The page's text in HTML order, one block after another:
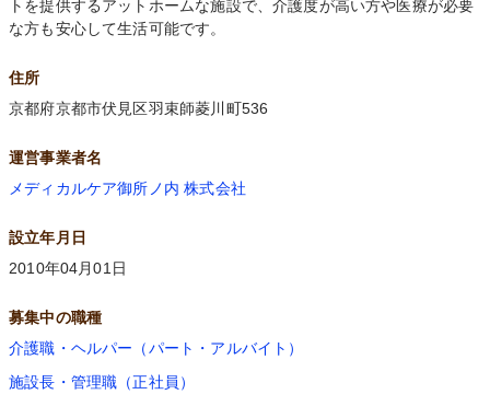
トを提供するアットホームな施設で、介護度が高い方や医療が必要
な方も安心して生活可能です。
住所
京都府京都市伏見区羽束師菱川町536
運営事業者名
メディカルケア御所ノ内 株式会社
設立年月日
2010年04月01日
募集中の職種
介護職・ヘルパー（パート・アルバイト）
施設長・管理職（正社員）